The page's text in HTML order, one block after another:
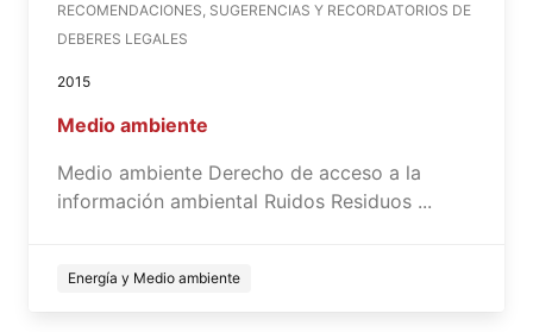
RECOMENDACIONES, SUGERENCIAS Y RECORDATORIOS DE
DEBERES LEGALES
2015
Medio ambiente
Medio ambiente Derecho de acceso a la
información ambiental Ruidos Residuos ...
Energía y Medio ambiente